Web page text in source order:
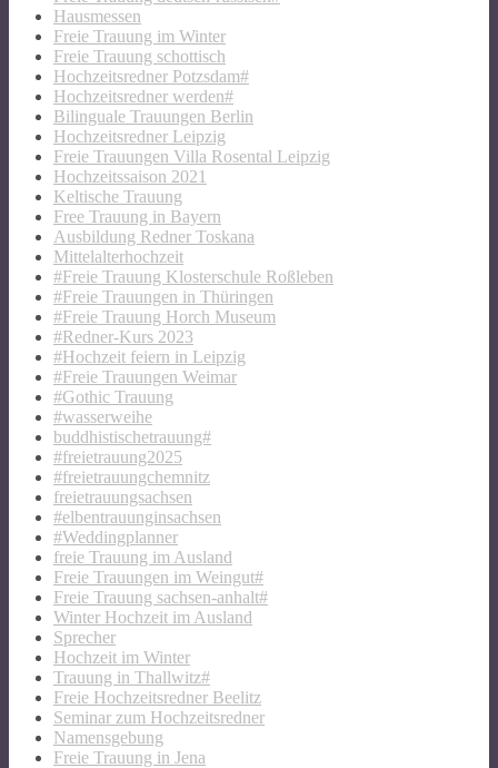
Hausmessen
Freie Trauung im Winter
Freie Trauung schottisch
Hochzeitsredner Potzsdam#
Hochzeitsredner werden#
Bilinguale Trauungen Berlin
Hochzeitsredner Leipzig
Freie Trauungen Villa Rosental Leipzig
Hochzeitssaison 2021
Keltische Trauung
Free Trauung in Bayern
Ausbildung Redner Toskana
Mittelalterhochzeit
#Freie Trauung Klosterschule Roßleben
#Freie Trauungen in Thüringen
#Freie Trauung Horch Museum
#Redner-Kurs 2023
#Hochzeit feiern in Leipzig
#Freie Trauungen Weimar
#Gothic Trauung
#wasserweihe
buddhistischetrauung#
#freietrauung2025
#freietrauungchemnitz
freietrauungsachsen
#elbentrauunginsachsen
#Weddingplanner
freie Trauung im Ausland
Freie Trauungen im Weingut#
Freie Trauung sachsen-anhalt#
Winter Hochzeit im Ausland
Sprecher
Hochzeit im Winter
Trauung in Thallwitz#
Freie Hochzeitsredner Beelitz
Seminar zum Hochzeitsredner
Namensgebung
Freie Trauung in Jena